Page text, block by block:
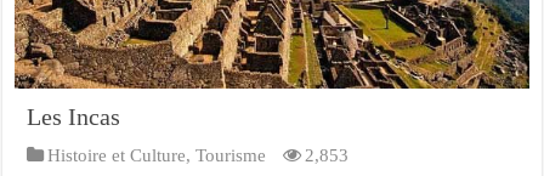
Les Incas
Histoire et Culture,Tourisme 2,853